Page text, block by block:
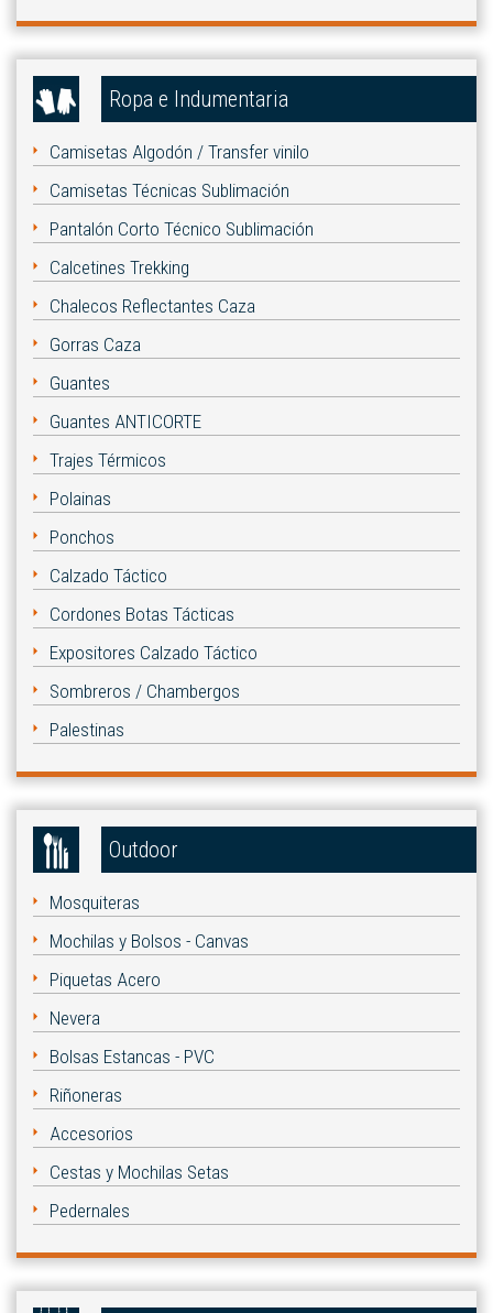
Ropa e Indumentaria
Camisetas Algodón / Transfer vinilo
Camisetas Técnicas Sublimación
Pantalón Corto Técnico Sublimación
Calcetines Trekking
Chalecos Reflectantes Caza
Gorras Caza
Guantes
Guantes ANTICORTE
Trajes Térmicos
Polainas
Ponchos
Calzado Táctico
Cordones Botas Tácticas
Expositores Calzado Táctico
Sombreros / Chambergos
Palestinas
Outdoor
Mosquiteras
Mochilas y Bolsos - Canvas
Piquetas Acero
Nevera
Bolsas Estancas - PVC
Riñoneras
Accesorios
Cestas y Mochilas Setas
Pedernales